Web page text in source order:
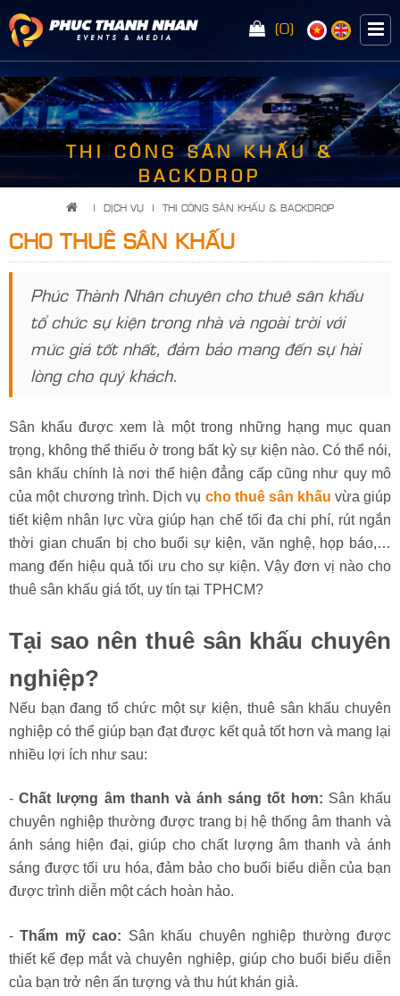
(0)
<
THI CÔNG SÂN KHẤU &
BACKDROP
| DỊCH VỤ | THI CÔNG SÂN KHẤU & BACKDROP
CHO THUÊ SÂN KHẤU
Phúc Thành Nhân chuyên cho thuê sân khấu
tổ chức sự kiện trong nhà và ngoài trời với
mức giá tốt nhất, đảm bảo mang đến sự hài
lòng cho quý khách.
Sân khấu được xem là một trong những hạng mục quan
trọng, không thể thiếu ở trong bất kỳ sự kiện nào. Có thể nói,
sân khấu chính là nơi thể hiện đẳng cấp cũng như quy mô
của một chương trình. Dịch vụ cho thuê sân khấu vừa giúp
tiết kiệm nhân lực vừa giúp hạn chế tối đa chi phí, rút ngắn
thời gian chuẩn bị cho buổi sự kiện, văn nghệ, họp báo,…
mang đến hiệu quả tối ưu cho sự kiện. Vậy đơn vị nào cho
thuê sân khấu giá tốt, uy tín tại TPHCM?
Tại sao nên thuê sân khấu chuyên
nghiệp?
Nếu bạn đang tổ chức một sự kiện, thuê sân khấu chuyên
nghiệp có thể giúp bạn đạt được kết quả tốt hơn và mang lại
nhiều lợi ích như sau:
-Chất lượng âm thanh và ánh sáng tốt hơn: Sân khấu
chuyên nghiệp thường được trang bị hệ thống âm thanh và
ánh sáng hiện đại, giúp cho chất lượng âm thanh và ánh
sáng được tối ưu hóa, đảm bảo cho buổi biểu diễn của bạn
được trình diễn một cách hoàn hảo.
-Thẩm mỹ cao: Sân khấu chuyên nghiệp thường được
thiết kế đẹp mắt và chuyên nghiệp, giúp cho buổi biểu diễn
của bạn trở nên ấn tượng và thu hút khán giả.